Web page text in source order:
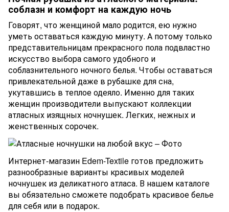
соблазн и комфорт на каждую ночь
Говорят, что женщиной мало родится, ею нужно
уметь оставаться каждую минуту. А потому только
представительницам прекрасного пола подвластно
искусство выбора самого удобного и
соблазнительного ночного белья. Чтобы оставаться
привлекательной даже в рубашке для сна,
укутавшись в теплое одеяло. Именно для таких
женщин производители выпускают коллекции
атласных изящных ночнушек. Легких, нежных и
женственных сорочек.
Интернет-магазин Edem-Textile готов предложить
разнообразные варианты красивых моделей
ночнушек из деликатного атласа. В нашем каталоге
вы обязательно сможете подобрать красивое белье
для себя или в подарок.